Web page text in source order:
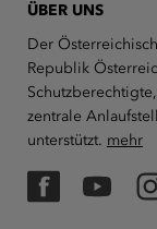
ÜBER UNS
Der
Republik
zentrale
unterstützt. mehr
FacebookYouTube